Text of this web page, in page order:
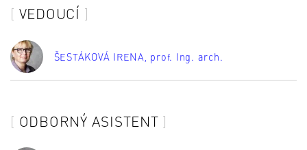
VEDOUCÍ
ŠESTÁKOVÁ IRENA , prof. Ing. arch.
ODBORNÝ ASISTENT